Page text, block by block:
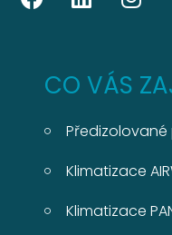
CO VÁS
Klimatizace
Klimatizace